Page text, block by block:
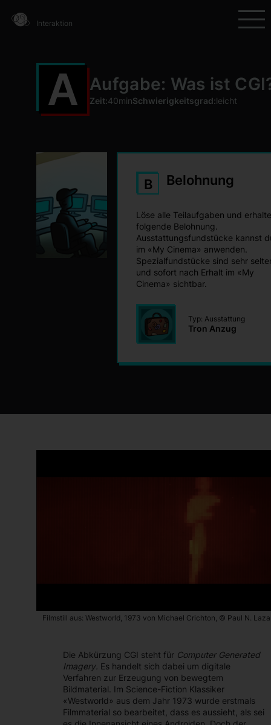
Interaktion
A Aufgabe: Was ist
Zeit:40minSchwierigkeitsgrad:leicht
B Belohnung
Löse alle Teilaufgaben und erhalte
folgende Belohnung.
Ausstattungsfundstücke kannst
im «My Cinema» anwenden.
Spezialfundstücke sind sehr
und sofort nach Erhalt im «My
Cinema» sichtbar.
Tron Anzug
Typ: Ausstattung
Filmstill aus: Westworld, 1973 von Michael Crichton, © Paul N.
Die Abkürzung CGI steht für Computer Generated
Imagery. Es handelt sich dabei um digitale
Verfahren zur Erzeugung von bewegtem
Bildmaterial. Im Science-Fiction Klassiker
«Westworld» aus dem Jahr 1973 wurde erstmals
Filmmaterial so bearbeitet, dass es aussieht, als sei